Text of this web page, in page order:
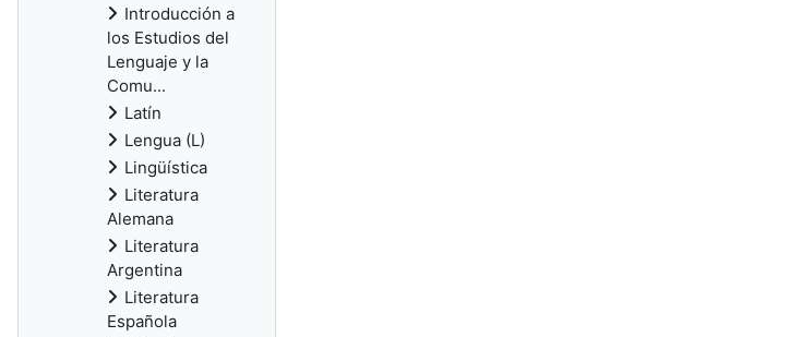
Introducción a
los Estudios del
Lenguaje y la
Comu...
Latín
Lengua (L)
Lingüística
Literatura
Alemana
Literatura
Argentina
Literatura
Española